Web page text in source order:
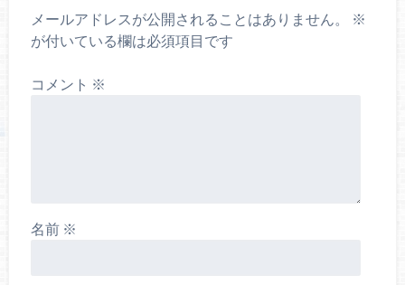
メールアドレスが公開されることはありません。
※
が付いている欄は必須項目です
コメント ※
名前 ※